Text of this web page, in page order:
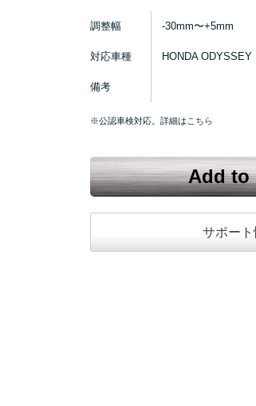
調整幅 -30mm〜+5mm
対応車種 HONDA ODYSSEY
備考
※公認車検対応。詳細は こちら
Add to
サポート